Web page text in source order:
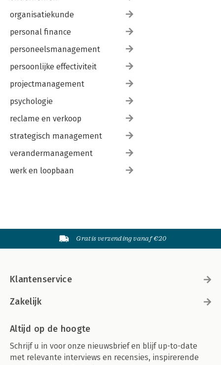
organisatiekunde
personal finance
personeelsmanagement
persoonlijke effectiviteit
projectmanagement
psychologie
reclame en verkoop
strategisch management
verandermanagement
werk en loopbaan
Gratis verzending vanaf €20
Klantenservice
Zakelijk
Altijd op de hoogte
Schrijf u in voor onze nieuwsbrief en blijf up-to-date
met relevante interviews en recensies, inspirerende